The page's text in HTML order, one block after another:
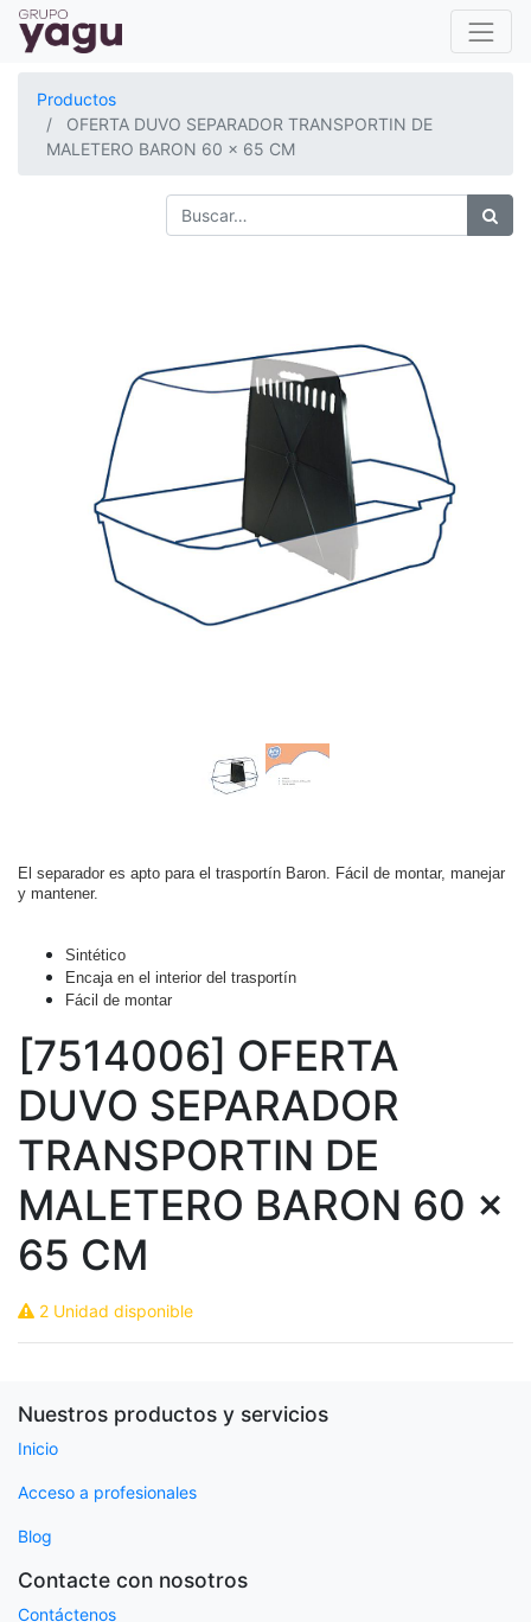
Productos
OFERTA DUVO SEPARADOR TRANSPORTIN DE
MALETERO BARON 60 x 65 CM
El separador es apto para el trasportín Baron. Fácil de montar, manejar
y mantener.
Sintético
Encaja en el interior del trasportín
Fácil de montar
[7514006] OFERTA
DUVO SEPARADOR
TRANSPORTIN DE
MALETERO BARON 60 x
65 CM
2 Unidad disponible
Nuestros productos y servicios
Inicio
Acceso a profesionales
Blog
Contacte con nosotros
Contáctenos